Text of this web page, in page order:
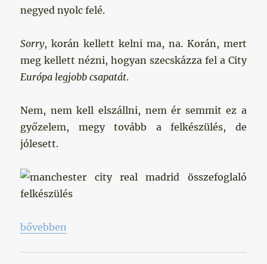
negyed nyolc felé.
Sorry, korán kellett kelni ma, na. Korán, mert
meg kellett nézni, hogyan szecskázza fel a City
Európa legjobb csapatát.
Nem, nem kell elszállni, nem ér semmit ez a
győzelem, megy tovább a felkészülés, de
jólesett.
„Kikapott a Real, eszem-faszom megáll!”
bővebben